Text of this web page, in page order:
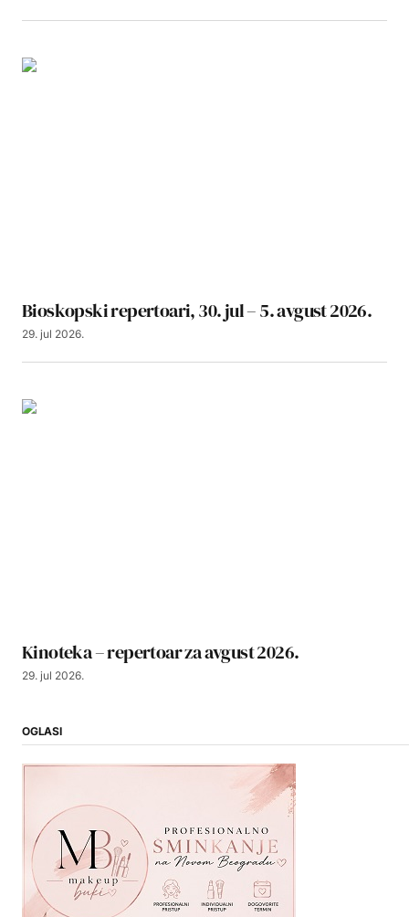
Bioskopski repertoari, 30. jul – 5. avgust 2026.
29. jul 2026.
Kinoteka – repertoar za avgust 2026.
29. jul 2026.
OGLASI